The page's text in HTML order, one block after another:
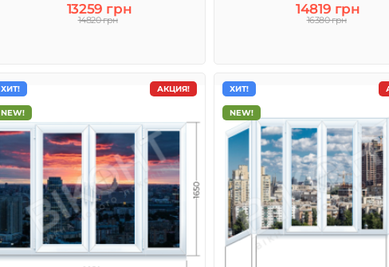
13259 грн
14820 грн
14819 грн
16380 грн
АКЦИЯ!
ХИТ!
NEW!
ХИТ!
NEW!